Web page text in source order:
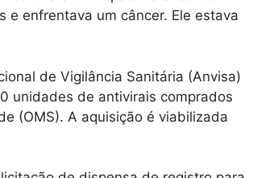
e enfrentava um câncer. Ele estava
de Vigilância Sanitária (Anvisa)
unidades de antivirais comprados
(OMS). A aquisição é viabilizada